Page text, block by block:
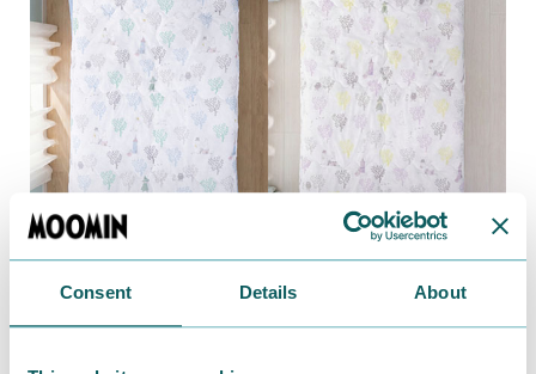
Consent Details About
全2カラー、お揃いの薄掛け布団と合わせれば、もっと
可愛く♪